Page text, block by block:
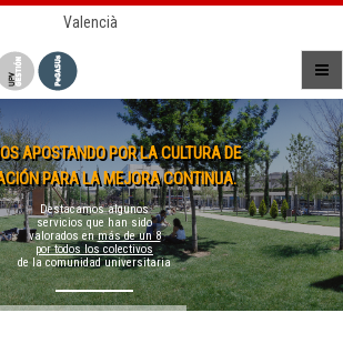
Valencià
APOSTANDO POR LA CULTURA DE
PARA LA MEJORA CONTINUA.
Destacamos algunos
servicios que han sido
valorados enmás de un 8
por todos los colectivos
de la comunidad universitaria